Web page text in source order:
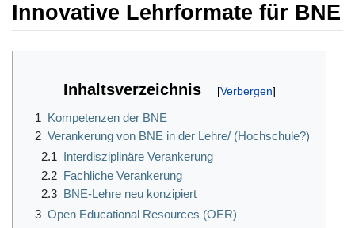
Innovative Lehrformate für BNE
Wechseln zu:Navigation,Suche
Inhaltsverzeichnis
1 Kompetenzen der BNE
2 Verankerung von BNE in der Lehre/ (Hochschule?)
2.1 Interdisziplinäre Verankerung
2.2 Fachliche Verankerung
2.3 BNE-Lehre neu konzipiert
3 Open Educational Resources (OER)